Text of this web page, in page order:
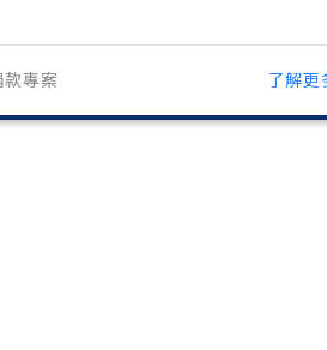
款專案 了解更